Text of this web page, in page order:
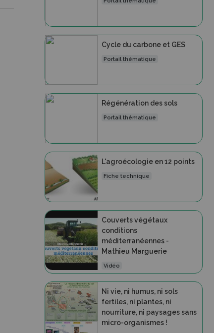
Cycle du carbone et GES
Portail thématique
Régénération des sols
Portail thématique
L'agroécologie en 12 points
Fiche technique
Couverts végétaux
conditions
méditerranéennes -
Mathieu Marguerie
Vidéo
Ni vie, ni humus, ni sols
fertiles, ni plantes, ni
nourriture, ni paysages sans
micro-organismes !